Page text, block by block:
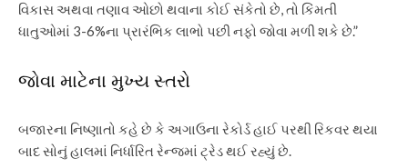
વિકાસ અથવા તણાવ ઓછો થવાના કોઈ સંકેતો છે, તો કિંમતી
ધાતુઓમાં 3-6%ના પ્રારંભિક લાભો પછી નફો જોવા મળી શકે છે.”
જોવા માટેના મુખ્ય સ્તરો
બજારના નિષ્ણાતો કહે છે કે અગાઉના રેકોર્ડ હાઈ પરથી રિકવર થયા
બાદ સોનું હાલમાં નિર્ધારિત રેન્જમાં ટ્રેડ થઈ રહ્યું છે.